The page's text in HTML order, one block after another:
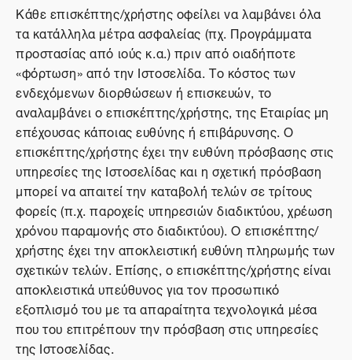
Κάθε επισκέπτης/χρήστης οφείλει να λαμβάνει όλα
τα κατάλληλα μέτρα ασφαλείας (πχ. Προγράμματα
προστασίας από ιούς κ.α.) πριν από οιαδήποτε
«φόρτωση» από την Ιστοσελίδα. Το κόστος των
ενδεχόμενων διορθώσεων ή επισκευών, το
αναλαμβάνει ο επισκέπτης/χρήστης, της Εταιρίας μη
επέχουσας κάποιας ευθύνης ή επιβάρυνσης. Ο
επισκέπτης/χρήστης έχει την ευθύνη πρόσβασης στις
υπηρεσίες της Ιστοσελίδας και η σχετική πρόσβαση
μπορεί να απαιτεί την καταβολή τελών σε τρίτους
φορείς (π.χ. παροχείς υπηρεσιών διαδικτύου, χρέωση
χρόνου παραμονής στο διαδικτύου). Ο επισκέπτης/
χρήστης έχει την αποκλειστική ευθύνη πληρωμής των
σχετικών τελών. Επίσης, ο επισκέπτης/χρήστης είναι
αποκλειστικά υπεύθυνος για τον προσωπικό
εξοπλισμό του με τα απαραίτητα τεχνολογικά μέσα
που του επιτρέπουν την πρόσβαση στις υπηρεσίες
της Ιστοσελίδας.